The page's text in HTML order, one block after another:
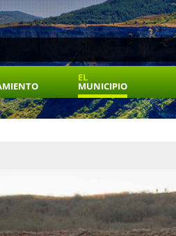
EL
MUNICIPIO